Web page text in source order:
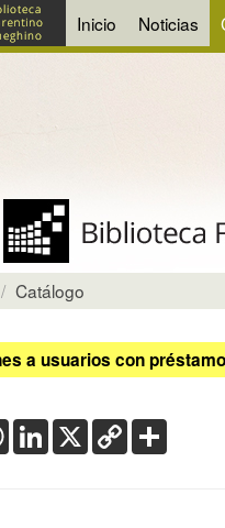
Inicio Noticias
Catálogo
a usuarios con
WhatsApp
LinkedIn
X Copy
Link